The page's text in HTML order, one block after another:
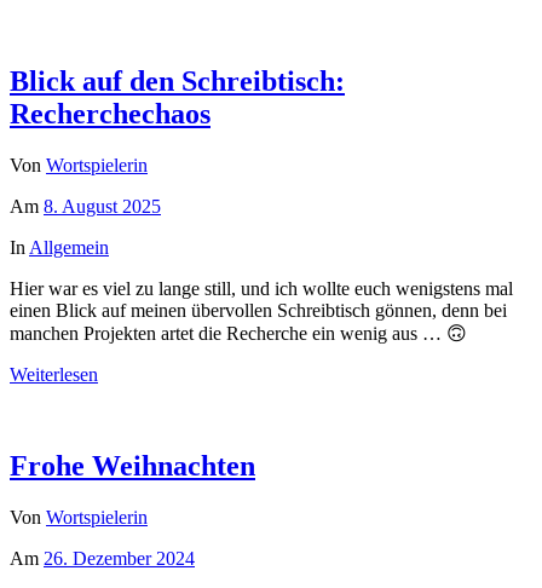
Blick auf den Schreibtisch:
Recherchechaos
Von Wortspielerin
Am 8. August 2025
In Allgemein
Hier war es viel zu lange still, und ich wollte euch wenigstens mal
einen Blick auf meinen übervollen Schreibtisch gönnen, denn bei
manchen Projekten artet die Recherche ein wenig aus … 🙃
Weiterlesen
Frohe Weihnachten
Von Wortspielerin
Am 26. Dezember 2024